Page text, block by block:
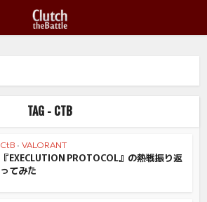
TAG - CTB
CtB • VALORANT
『EXECLUTION PROTOCOL』の熱戦振り返
ってみた